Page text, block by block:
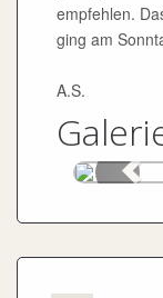
empfehlen.
ging am
A.S.